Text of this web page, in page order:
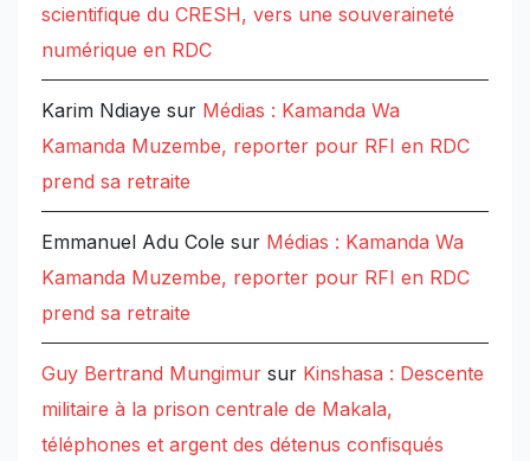
scientifique du CRESH, vers une souveraineté
numérique en RDC
Karim Ndiaye sur Médias : Kamanda Wa
Kamanda Muzembe, reporter pour RFI en RDC
prend sa retraite
Emmanuel Adu Cole sur Médias : Kamanda Wa
Kamanda Muzembe, reporter pour RFI en RDC
prend sa retraite
Guy Bertrand Mungimur sur Kinshasa : Descente
militaire à la prison centrale de Makala,
téléphones et argent des détenus confisqués